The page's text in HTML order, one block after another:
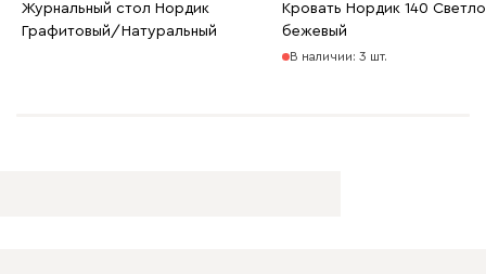
Журнальный стол Нордик
Графитовый/Натуральный
Кровать Нордик 140
бежевый
В наличии: 3 шт.